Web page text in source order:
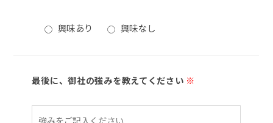
興味あり 興味なし
最後に、御社の強みを教えてください ※